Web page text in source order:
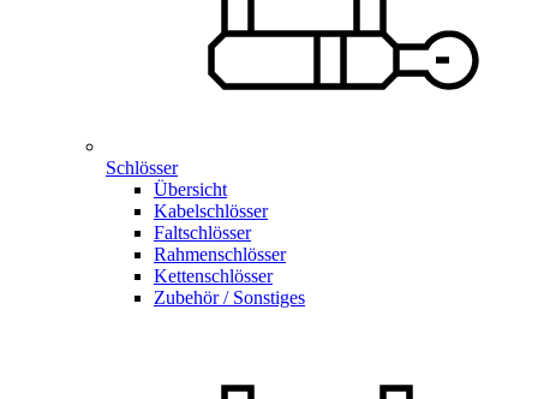
Schlösser
Übersicht
Kabelschlösser
Faltschlösser
Rahmenschlösser
Kettenschlösser
Zubehör / Sonstiges